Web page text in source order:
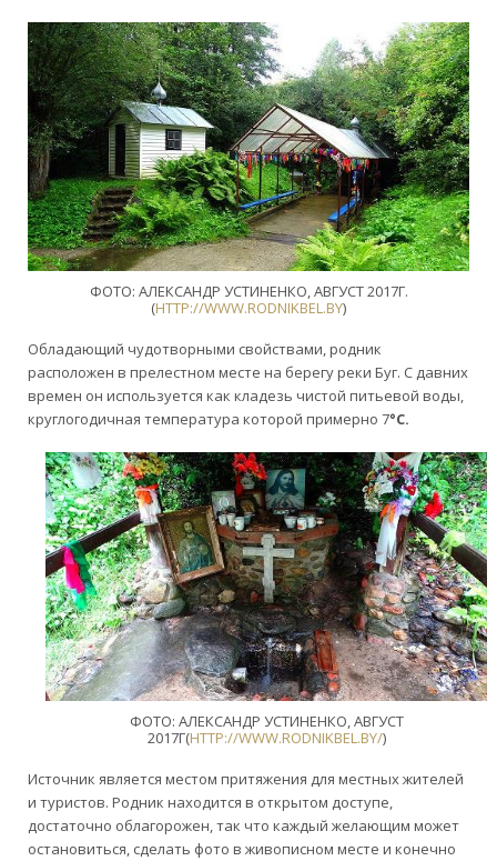
ФОТО: АЛЕКСАНДР УСТИНЕНКО, АВГУСТ 2017Г.
(HTTP://WWW.RODNIKBEL.BY)
Обладающий чудотворными свойствами, родник
расположен в прелестном месте на берегу реки Буг. С давних
времен он используется как кладезь чистой питьевой воды,
круглогодичная температура которой примерно 7°С.
ФОТО: АЛЕКСАНДР УСТИНЕНКО, АВГУСТ
2017Г(HTTP://WWW.RODNIKBEL.BY/)
Источник является местом притяжения для местных жителей
и туристов. Родник находится в открытом доступе,
достаточно облагорожен, так что каждый желающим может
остановиться, сделать фото в живописном месте и конечно